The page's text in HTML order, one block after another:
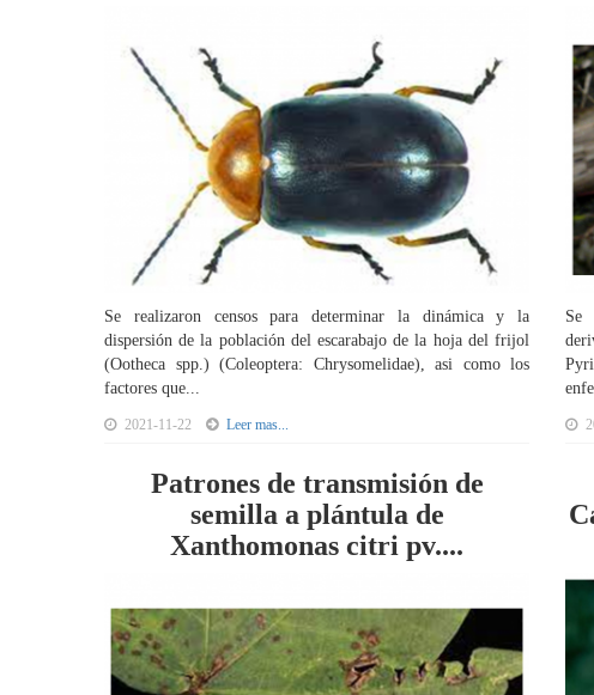
Se realizaron censos para determinar la dinámica y la
dispersión de la población del escarabajo de la hoja del frijol
(Ootheca spp.) (Coleoptera: Chrysomelidae), asi como los
factores que...
2021-11-22 Leer mas...
Se
Patrones de transmisión de
semilla a plántula de
Xanthomonas citri pv....